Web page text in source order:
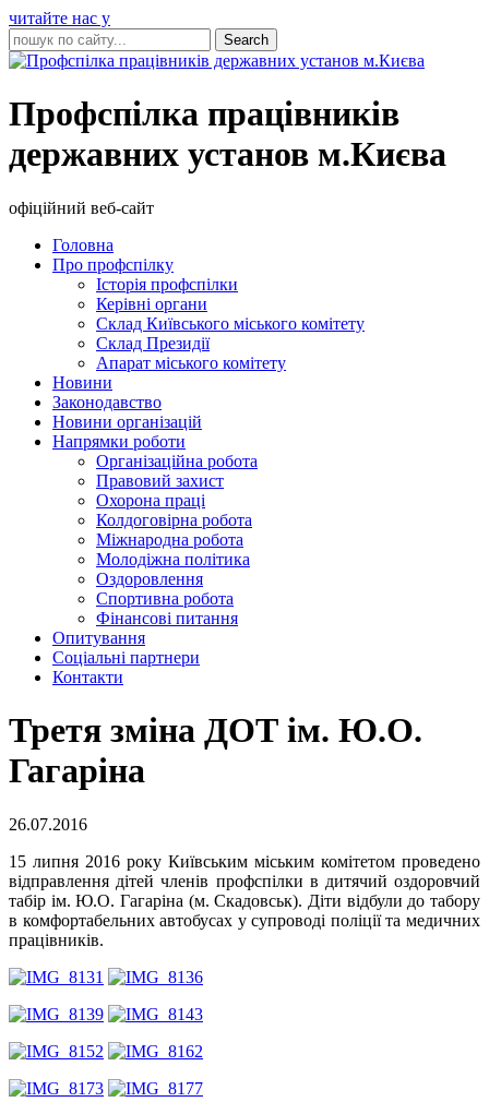
читайте нас у
Профспілка працівників
державних установ м.Києва
офіційний веб-сайт
Головна
Про профспілку
Історія профспілки
Керівні органи
Склад Київського міського комітету
Склад Президії
Апарат міського комітету
Новини
Законодавство
Новини організацій
Напрямки роботи
Організаційна робота
Правовий захист
Охорона праці
Колдоговірна робота
Міжнародна робота
Молодіжна політика
Оздоровлення
Спортивна робота
Фінансові питання
Опитування
Соціальні партнери
Контакти
Третя зміна ДОТ ім. Ю.О.
Гагаріна
26.07.2016
15 липня 2016 року Київським міським комітетом проведено
відправлення дітей членів профспілки в дитячий оздоровчий
табір ім. Ю.О. Гагаріна (м. Скадовськ). Діти відбули до табору
в комфортабельних автобусах у супроводі поліції та медичних
працівників.